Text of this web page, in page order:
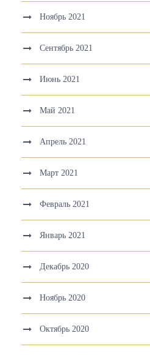
Ноябрь 2021
Сентябрь 2021
Июнь 2021
Май 2021
Апрель 2021
Март 2021
Февраль 2021
Январь 2021
Декабрь 2020
Ноябрь 2020
Октябрь 2020